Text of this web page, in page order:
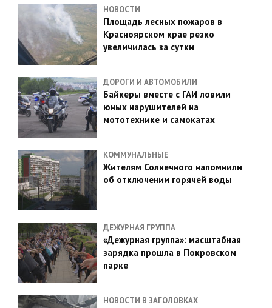
НОВОСТИ
Площадь лесных пожаров в
Красноярском крае резко
увеличилась за сутки
ДОРОГИ И АВТОМОБИЛИ
Байкеры вместе с ГАИ ловили
юных нарушителей на
мототехнике и самокатах
КОММУНАЛЬНЫЕ
Жителям Солнечного напомнили
об отключении горячей воды
ДЕЖУРНАЯ ГРУППА
«Дежурная группа»: масштабная
зарядка прошла в Покровском
парке
НОВОСТИ В ЗАГОЛОВКАХ